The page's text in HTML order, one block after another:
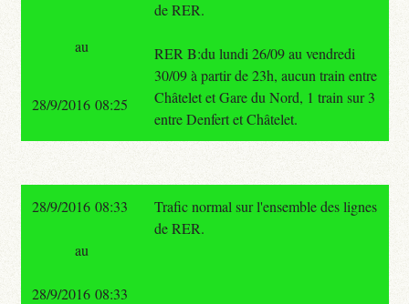
de RER.
RER B:du lundi 26/09 au vendredi
30/09 à partir de 23h, aucun train entre
Châtelet et Gare du Nord, 1 train sur 3
entre Denfert et Châtelet.
au
28/9/2016 08:25
28/9/2016 08:33
Trafic normal sur l'ensemble des lignes
de RER.
au
28/9/2016 08:33